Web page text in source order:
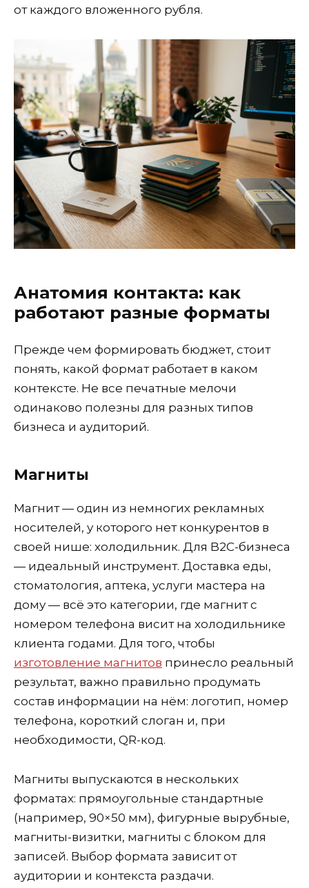
от каждого вложенного рубля.
Анатомия контакта: как
работают разные форматы
Прежде чем формировать бюджет, стоит
понять, какой формат работает в каком
контексте. Не все печатные мелочи
одинаково полезны для разных типов
бизнеса и аудиторий.
Магниты
Магнит — один из немногих рекламных
носителей, у которого нет конкурентов в
своей нише: холодильник. Для B2C-бизнеса
— идеальный инструмент. Доставка еды,
стоматология, аптека, услуги мастера на
дому — всё это категории, где магнит с
номером телефона висит на холодильнике
клиента годами. Для того, чтобы
изготовление магнитов принесло реальный
результат, важно правильно продумать
состав информации на нём: логотип, номер
телефона, короткий слоган и, при
необходимости, QR-код.
Магниты выпускаются в нескольких
форматах: прямоугольные стандартные
(например, 90×50 мм), фигурные вырубные,
магниты-визитки, магниты с блоком для
записей. Выбор формата зависит от
аудитории и контекста раздачи.